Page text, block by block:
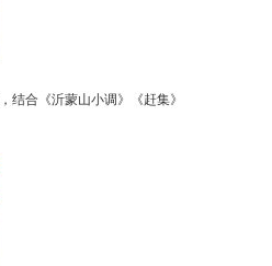
结合《沂蒙山小调》《赶集》